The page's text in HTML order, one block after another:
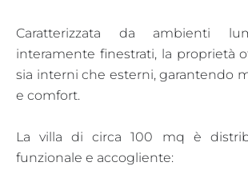
Caratterizzata da ambienti
interamente finestrati, la proprietà
sia interni che esterni, garantendo
e comfort.
La villa di circa 100 mq è
funzionale e accogliente: